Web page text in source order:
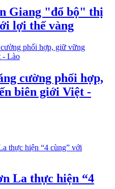
Giang "đổ bộ" thị
lợi thế vàng
cường phối hợp,
biên giới Việt -
La thực hiện “4